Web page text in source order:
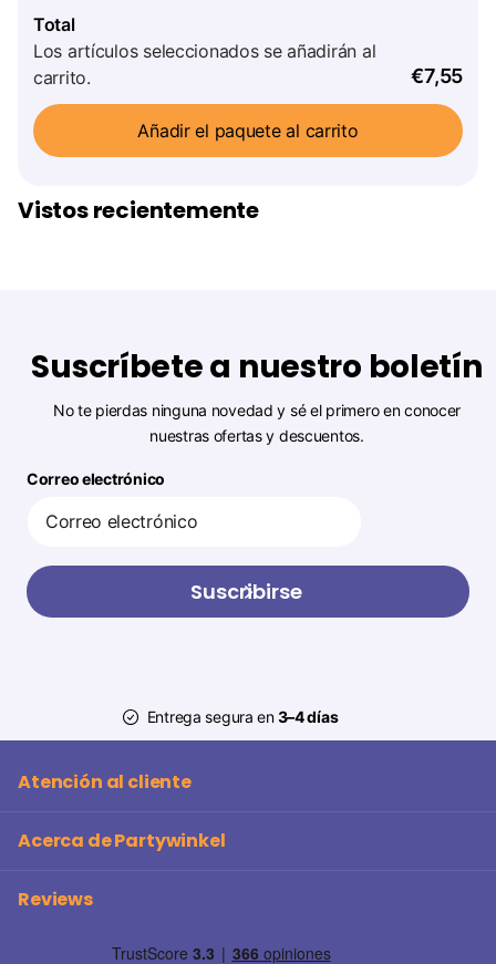
Total
Los artículos seleccionados se añadirán al
carrito.
€7,55
Añadir el paquete al carrito
Vistos recientemente
Suscríbete a nuestro boletín
No te pierdas ninguna novedad y sé el primero en conocer
nuestras ofertas y descuentos.
Correo electrónico
Suscribirse
Entrega segura en3–4 días
Atención al cliente
Acerca de Partywinkel
Reviews